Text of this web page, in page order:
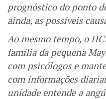
prognóstico do ponto
ainda, as possíveis
Ao mesmo tempo, o
família da pequena
com psicólogos e
com informações
unidade entende a